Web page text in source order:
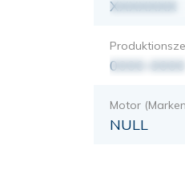
XXXXXXX
0000-0000
Motor
NULL